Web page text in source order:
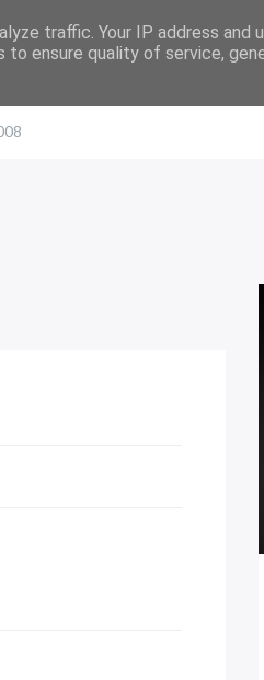
traffic. Your IP address and
ensure quality of service,